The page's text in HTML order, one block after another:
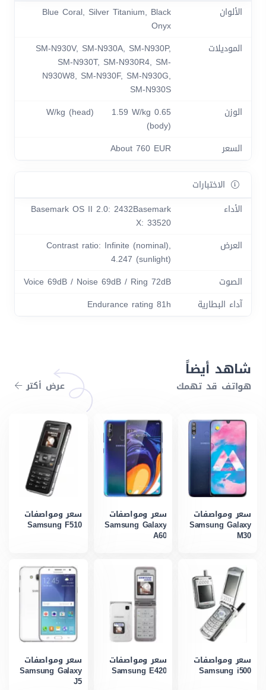
الألوان
Blue Coral, Silver Titanium, Black
Onyx
الموديلات
SM-N930V, SM-N930A, SM-N930P,
SM-N930T, SM-N930R4, SM-
N930W8, SM-N930F, SM-N930G,
SM-N930S
الوزن
0.65 W/kg (head) 1.59 W/kg
(body)
السعر
About 760 EUR
الاختبارات
الأداء
Basemark OS II 2.0: 2432Basemark
X: 33520
العرض
Contrast ratio: Infinite (nominal),
4.247 (sunlight)
الصوت
Voice 69dB / Noise 69dB / Ring 72dB
آداء البطارية
Endurance rating 81h
شاهد أيضاً
هواتف قد تهمك عرض أكتر
سعر ومواصفات
Samsung Galaxy
M30
سعر ومواصفات
Samsung Galaxy
A60
سعر ومواصفات
Samsung F510
سعر ومواصفات
Samsung i500
سعر ومواصفات
Samsung E420
سعر ومواصفات
Samsung Galaxy
J5